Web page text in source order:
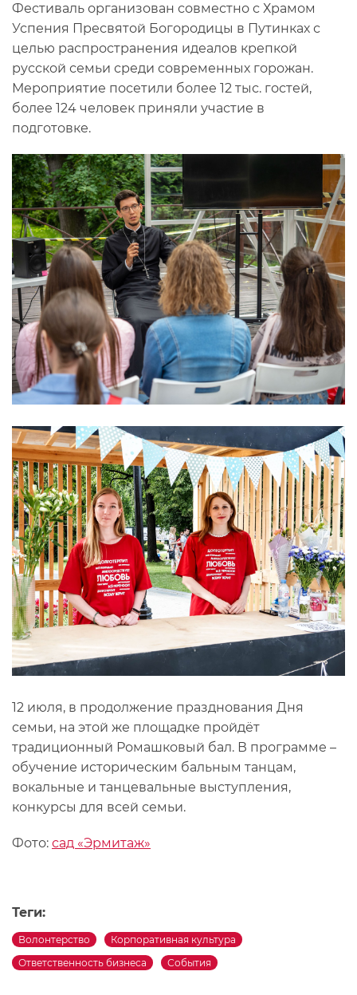
Фестиваль организован совместно с Храмом
Успения Пресвятой Богородицы в Путинках с
целью распространения идеалов крепкой
русской семьи среди современных горожан.
Мероприятие посетили более 12 тыс. гостей,
более 124 человек приняли участие в
подготовке.
12 июля, в продолжение празднования Дня
семьи, на этой же площадке пройдёт
традиционный Ромашковый бал. В программе –
обучение историческим бальным танцам,
вокальные и танцевальные выступления,
конкурсы для всей семьи.
Фото: сад «Эрмитаж»
Теги:
Волонтерство
Корпоративная культура
Ответственность бизнеса
События